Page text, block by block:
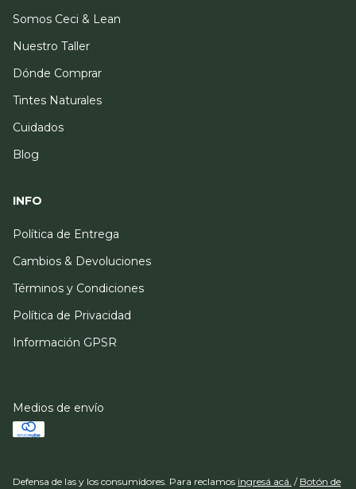
Somos Ceci & Lean
Nuestro Taller
Dónde Comprar
Tintes Naturales
Cuidados
Blog
INFO
Política de Entrega
Cambios & Devoluciones
Términos y Condiciones
Política de Privacidad
Información GPSR
Medios de envío
Defensa de las y los consumidores. Para reclamos ingresá acá. / Botón de